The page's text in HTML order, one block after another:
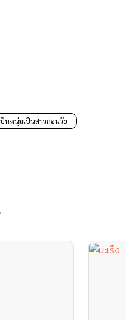
ป็นหนุ่มเป็นสาวก่อนวัย